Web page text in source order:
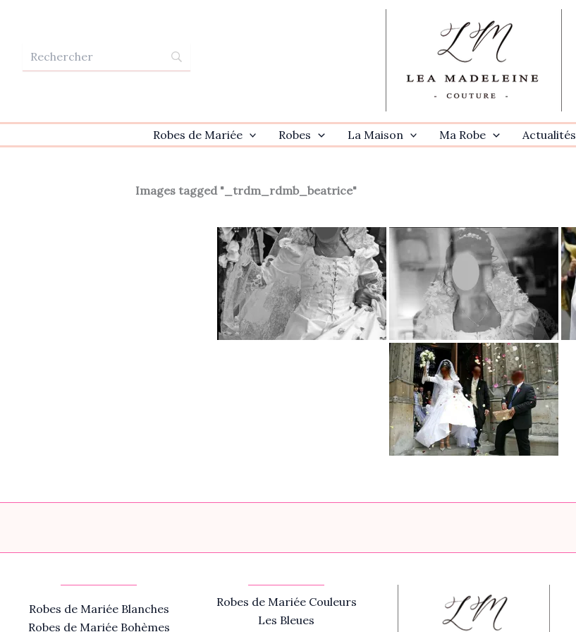
Robes de Mariée Robes La Maison Ma Robe Actualités
Images tagged "_trdm_rdmb_beatrice"
Robes de Mariée Blanches
Robes de Mariée Bohèmes
Robes de Mariée Couleurs
Les Bleues